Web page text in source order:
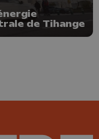
de Tihange